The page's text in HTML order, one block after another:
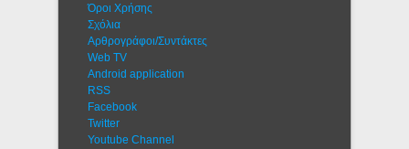
Όροι Χρήσης
Σχόλια
Αρθρογράφοι/Συντάκτες
Web TV
Android application
RSS
Facebook
Twitter
Youtube Channel